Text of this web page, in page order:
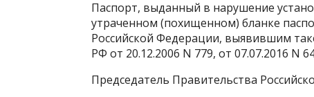
Паспорт, выданный в нарушение
утраченном (похищенном) бланке
Российской Федерации, выявившим
РФ от 20.12.2006 N 779, от 07.07.2016 N
Председатель Правительства